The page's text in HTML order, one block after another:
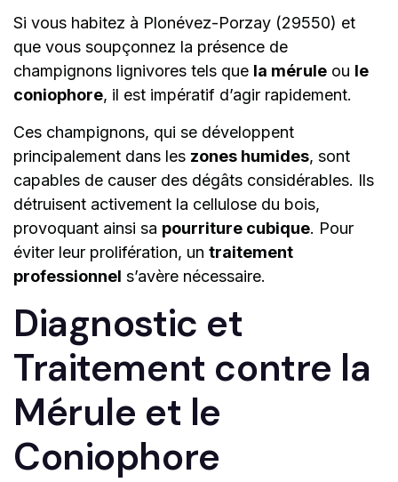
Si vous habitez à Plonévez-Porzay (29550) et
que vous soupçonnez la présence de
champignons lignivores tels que la mérule ou le
coniophore, il est impératif d’agir rapidement.
Ces champignons, qui se développent
principalement dans les zones humides, sont
capables de causer des dégâts considérables. Ils
détruisent activement la cellulose du bois,
provoquant ainsi sa pourriture cubique. Pour
éviter leur prolifération, un traitement
professionnel s’avère nécessaire.
Diagnostic et
Traitement contre la
Mérule et le
Coniophore